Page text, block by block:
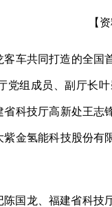
【
车共同打造的全
党组成员、副厅长
科技厅高新处王志
金氢能科技股份
国龙、福建省科